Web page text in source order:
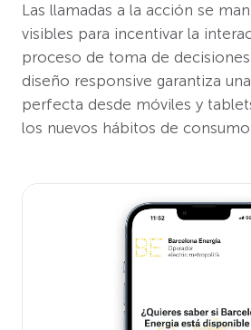
Las llamadas a la acción se
visibles para incentivar la
proceso de toma de
diseño responsive garantiza
perfecta desde móviles y
los nuevos hábitos de